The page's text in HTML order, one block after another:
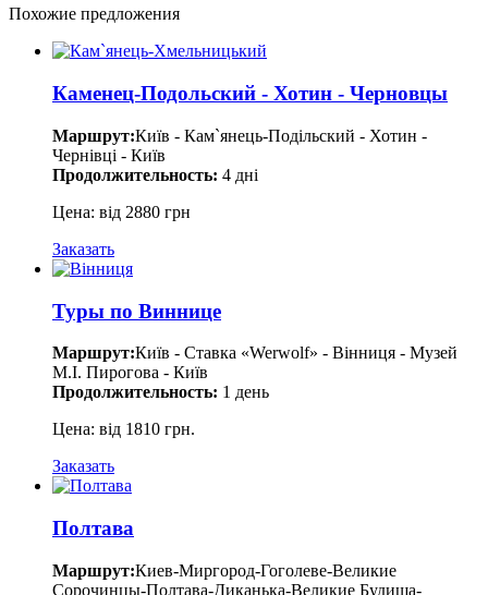
Похожие предложения
Каменец-Подольский - Хотин - Черновцы
Маршрут:Київ - Кам`янець-Подільский - Хотин -
Чернівці - Київ
Продолжительность: 4 дні
Цена: від 2880 грн
Заказать
Туры по Виннице
Маршрут:Київ - Ставка «Werwolf» - Вінниця - Музей
М.І. Пирогова - Київ
Продолжительность: 1 день
Цена: від 1810 грн.
Заказать
Полтава
Маршрут:Киев-Миргород-Гоголеве-Великие
Сорочинцы-Полтава-Диканька-Великие Будища-